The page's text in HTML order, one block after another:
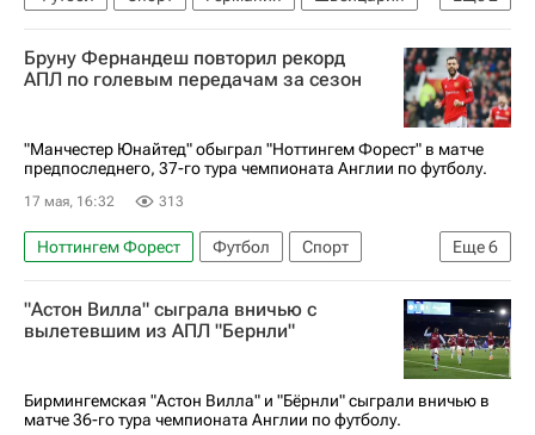
Англия
Чемпионат мира по футболу 2006
Бруну Фернандеш повторил рекорд
АПЛ по голевым передачам за сезон
"Манчестер Юнайтед" обыграл "Ноттингем Форест" в матче
предпоследнего, 37-го тура чемпионата Англии по футболу.
17 мая, 16:32 313
Еще6
Ноттингем Форест Футбол
Спорт
Англия
Манчестер
Бруну Фернандеш
Люк Шоу
Матеус Кунья
"Астон Вилла" сыграла вничью с
вылетевшим из АПЛ "Бернли"
Бирмингемская "Астон Вилла" и "Бёрнли" сыграли вничью в
матче 36-го тура чемпионата Англии по футболу.